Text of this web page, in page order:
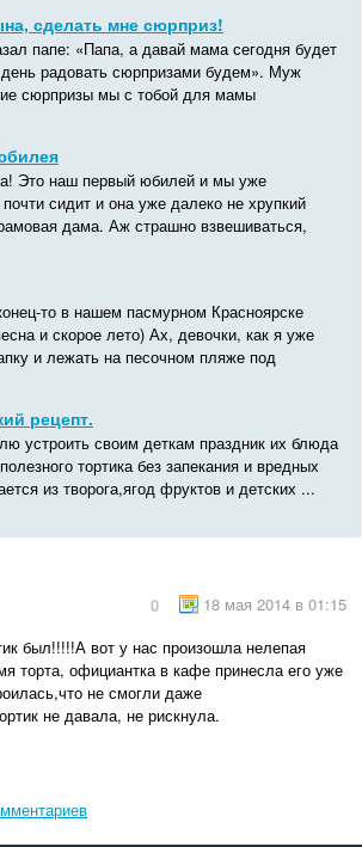
сделать мне сюрприз!
папе: «Папа, а давай мама сегодня будет
радовать сюрпризами будем». Муж
сюрпризы мы с тобой для мамы
Это наш первый юбилей и мы уже
сидит и она уже далеко не хрупкий
дама. Аж страшно взвешиваться,
то в нашем пасмурном Красноярске
и скорое лето) Ах, девочки, как я уже
и лежать на песочном пляже под
рецепт.
устроить своим деткам праздник их блюда
тортика без запекания и вредных
из творога,ягод фруктов и детских ...
18 мая 2014 в 01:15
0
был!!!!!А вот у нас произошла нелепая
торта, официантка в кафе принесла его уже
не смогли даже
не давала, не рискнула.